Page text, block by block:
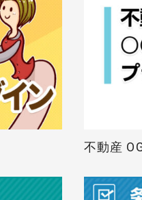
不動産